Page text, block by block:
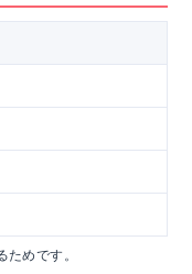
めです。